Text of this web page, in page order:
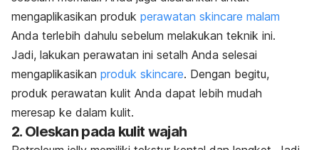
mengaplikasikan produk perawatan skincare malam
Anda terlebih dahulu sebelum melakukan teknik ini.
Jadi, lakukan perawatan ini setalh Anda selesai
mengaplikasikan produk skincare. Dengan begitu,
produk perawatan kulit Anda dapat lebih mudah
meresap ke dalam kulit.
2. Oleskan pada kulit wajah